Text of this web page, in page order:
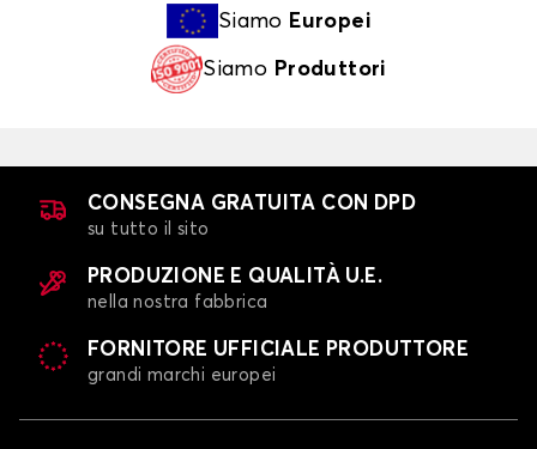
Siamo Europei
Siamo Produttori
CONSEGNA GRATUITA CON DPD
su tutto il sito
PRODUZIONE E QUALITÀ U.E.
nella nostra fabbrica
FORNITORE UFFICIALE PRODUTTORE
grandi marchi europei